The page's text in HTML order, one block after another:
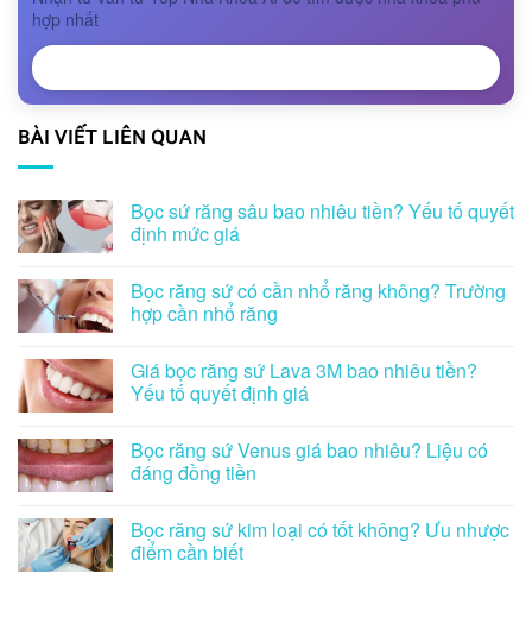
hợp nhất
BÀI VIẾT LIÊN QUAN
Bọc sứ răng sâu bao nhiêu tiền? Yếu tố quyết
định mức giá
Bọc răng sứ có cần nhổ răng không? Trường
hợp cần nhổ răng
Giá bọc răng sứ Lava 3M bao nhiêu tiền?
Yếu tố quyết định giá
Bọc răng sứ Venus giá bao nhiêu? Liệu có
đáng đồng tiền
Bọc răng sứ kim loại có tốt không? Ưu nhược
điểm cần biết